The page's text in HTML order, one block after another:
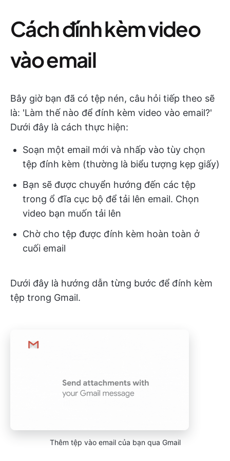
Cách đính kèm video
vào email
Bây giờ bạn đã có tệp nén, câu hỏi tiếp theo sẽ
là: 'Làm thế nào để đính kèm video vào email?'
Dưới đây là cách thực hiện:
Soạn một email mới và nhấp vào tùy chọn
tệp đính kèm (thường là biểu tượng kẹp giấy)
Bạn sẽ được chuyển hướng đến các tệp
trong ổ đĩa cục bộ để tải lên email. Chọn
video bạn muốn tải lên
Chờ cho tệp được đính kèm hoàn toàn ở
cuối email
Dưới đây là hướng dẫn từng bước để đính kèm
tệp trong Gmail.
Thêm tệp vào email của bạn qua Gmail